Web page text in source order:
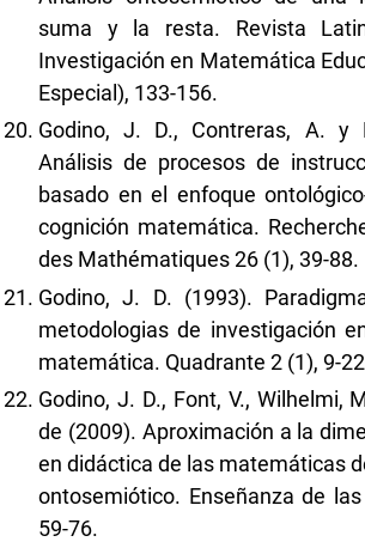
suma y la resta. Revista
Investigación en Matemática
Especial), 133-156.
Godino, J. D., Contreras, A. y
Análisis de procesos de
basado en el enfoque
cognición matemática.
des Mathématiques 26 (1), 39-88.
Godino, J. D. (1993).
metodologias de investigación
matemática. Quadrante 2 (1), 9-
Godino, J. D., Font, V., Wilhelmi,
de (2009). Aproximación a la
en didáctica de las matemáticas
ontosemiótico. Enseñanza de
59-76.